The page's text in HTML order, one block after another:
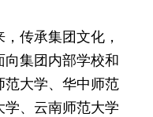
传承集团文化，
集团内部学校和
大学、华中师范
、云南师范大学